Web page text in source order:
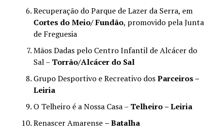
Recuperação do Parque de Lazer da Serra, em
Cortes do Meio/ Fundão, promovido pela Junta
de Freguesia
Mãos Dadas pelo Centro Infantil de Alcácer do
Sal – Torrão/Alcácer do Sal
Grupo Desportivo e Recreativo dosParceiros –
Leiria
O Telheiro é a Nossa Casa – Telheiro – Leiria
Renascer Amarense – Batalha